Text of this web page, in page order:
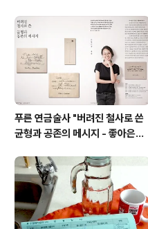
력, 빵 끈, 채소 묶은 폐철사로 작업
합니다")
푸른 연금술사 "버려진 철사로 쓴
균형과 공존의 메시지 - 좋아은경